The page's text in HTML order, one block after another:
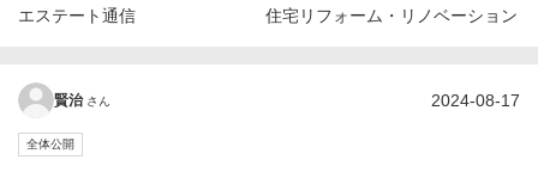
エステート通信
住宅リフォーム・リノベーション
賢治 さん 2024-08-17
全体公開